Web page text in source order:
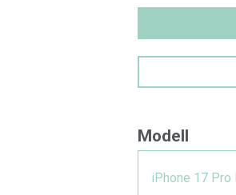
Modell
iPhone 17 Pro